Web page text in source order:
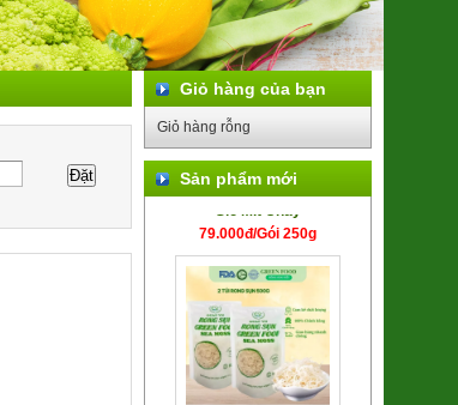
Giỏ hàng của bạn
Giỏ hàng rỗng
Sản phẩm mới
Giò Mít Chay
79.000đ/Gói 250g
Rong Sụn Geen Food